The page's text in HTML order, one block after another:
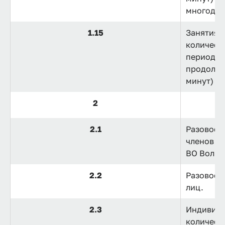
1.15
Занятия
период 1
минут)
2
2.1
Разовое
членов
ВО
2.2
Разовое
лиц.
2.3